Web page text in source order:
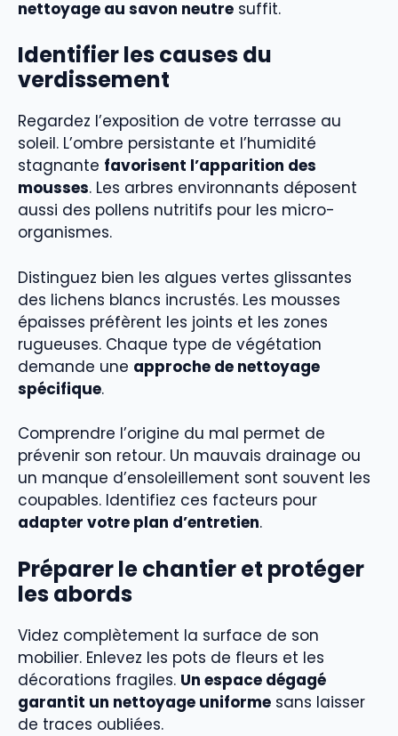
nettoyage au savon neutre suffit.
Identifier les causes du
verdissement
Regardez l’exposition de votre terrasse au
soleil. L’ombre persistante et l’humidité
stagnante favorisent l’apparition des
mousses. Les arbres environnants déposent
aussi des pollens nutritifs pour les micro-
organismes.
Distinguez bien les algues vertes glissantes
des lichens blancs incrustés. Les mousses
épaisses préfèrent les joints et les zones
rugueuses. Chaque type de végétation
demande une approche de nettoyage
spécifique.
Comprendre l’origine du mal permet de
prévenir son retour. Un mauvais drainage ou
un manque d’ensoleillement sont souvent les
coupables. Identifiez ces facteurs pour
adapter votre plan d’entretien.
Préparer le chantier et protéger
les abords
Videz complètement la surface de son
mobilier. Enlevez les pots de fleurs et les
décorations fragiles. Un espace dégagé
garantit un nettoyage uniforme sans laisser
de traces oubliées.